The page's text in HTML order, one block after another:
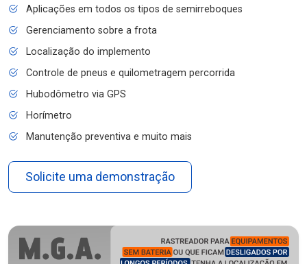
Aplicações em todos os tipos de semirreboques
Gerenciamento sobre a frota
Localização do implemento
Controle de pneus e quilometragem percorrida
Hubodômetro via GPS
Horímetro
Manutenção preventiva e muito mais
Solicite uma demonstração